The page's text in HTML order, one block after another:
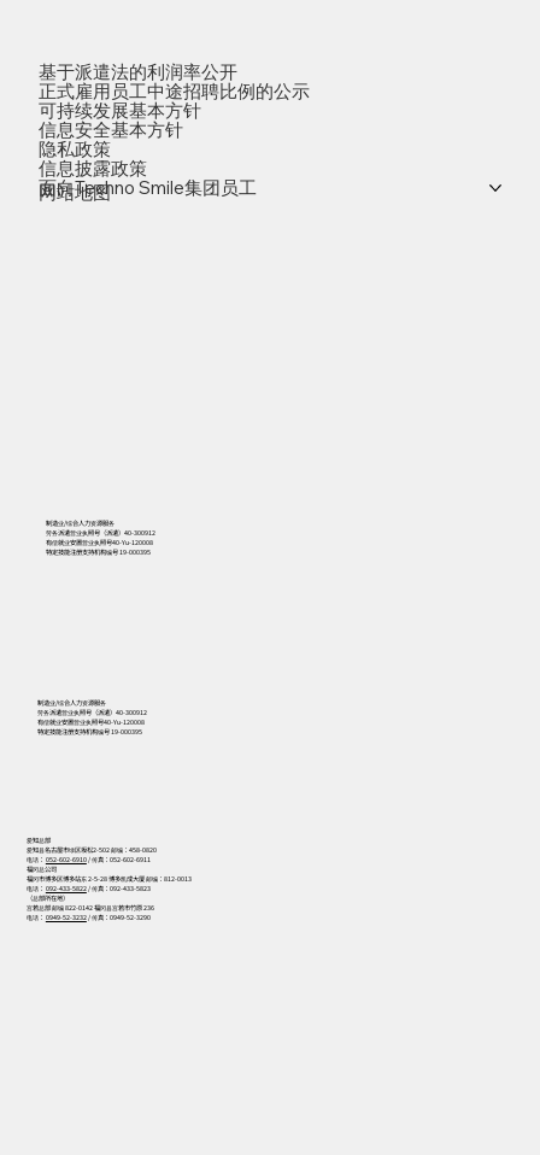
基于派遣法的利润率公开
正式雇用员工中途招聘比例的公示
可持续发展基本方针
信息安全基本方针
隐私政策
信息披露政策
面向Techno Smile集团员工
网站地图
制造业/综合人力资源服务
劳务派遣营业执照号（派遣）40-300912
有偿就业安置营业执照号40-Yu-120008
特定技能注册支持机构编号 19-000395
制造业/综合人力资源服务
劳务派遣营业执照号（派遣）40-300912
有偿就业安置营业执照号40-Yu-120008
特定技能注册支持机构编号 19-000395
爱知总部
爱知县名古屋市绿区坂松2-502 邮编：458-0820
电话： 052-602-6910/ 传真：052-602-6911
福冈总公司
福冈市博多区博多站东 2-5-28 博多凯成大厦 邮编：812-0013
电话： 092-433-5822/ 传真：092-433-5823
（总部所在地）
宫若总部 邮编 822-0142 福冈县宫若市竹原 236
电话： 0949-52-3232/ 传真：0949-52-3290